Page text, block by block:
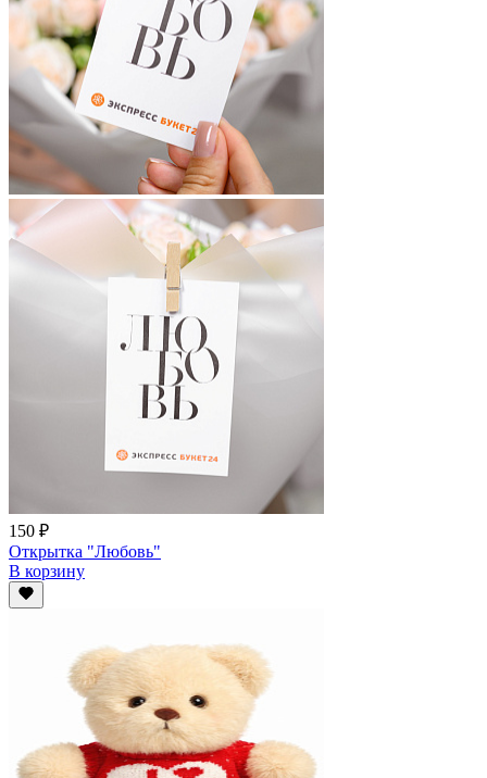
150 ₽
Открытка "Любовь"
В корзину